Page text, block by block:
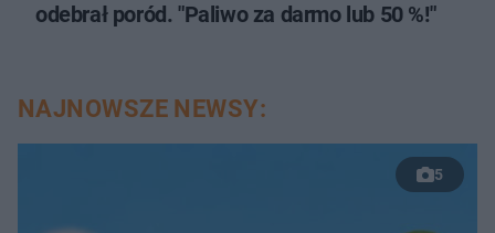
odebrał poród. "Paliwo za darmo lub 50 %!"
NAJNOWSZE NEWSY:
5